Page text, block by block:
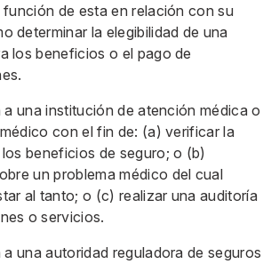
de esta en relación con su
determinar la elegibilidad de una
los beneficios o el pago de
a una institución de atención médica o
con el fin de: (a) verificar la
beneficios de seguro; o (b)
un problema médico del cual
al tanto; o (c) realizar una auditoría
o servicios.
a una autoridad reguladora de seguros